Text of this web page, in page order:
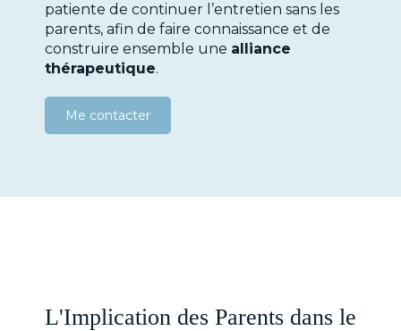
patiente de continuer l’entretien sans les
parents, afin de faire connaissance et de
construire ensemble une alliance
thérapeutique.
Me contacter
L'Implication des Parents dans le